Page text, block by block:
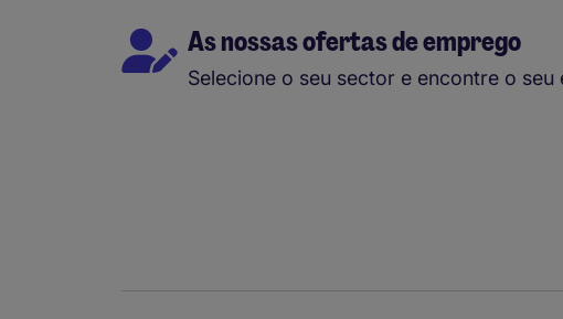
As nossas ofertas de emprego
Selecione o seu sector e encontre o